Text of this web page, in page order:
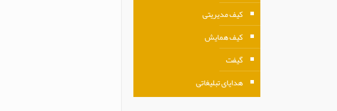
کیف مدیریتی
کیف همایش
گیفت
هدایای تبلیغاتی